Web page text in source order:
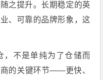
之提升。长期稳定的英
、可靠的品牌形象，这
，不是单纯为了仓储而
的关键环节——更快、